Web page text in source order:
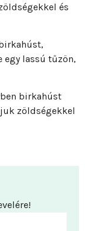
és
egy lassú tűzön,
birkahúst
zöldségekkel